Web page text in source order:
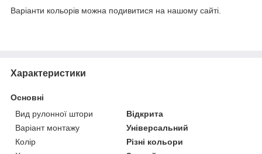
Варіанти кольорів можна подивитися на нашому сайті.
Характеристики
Основні
Вид рулонної штори
Відкрита
Варіант монтажу
Універсальний
Колір
Різні кольори